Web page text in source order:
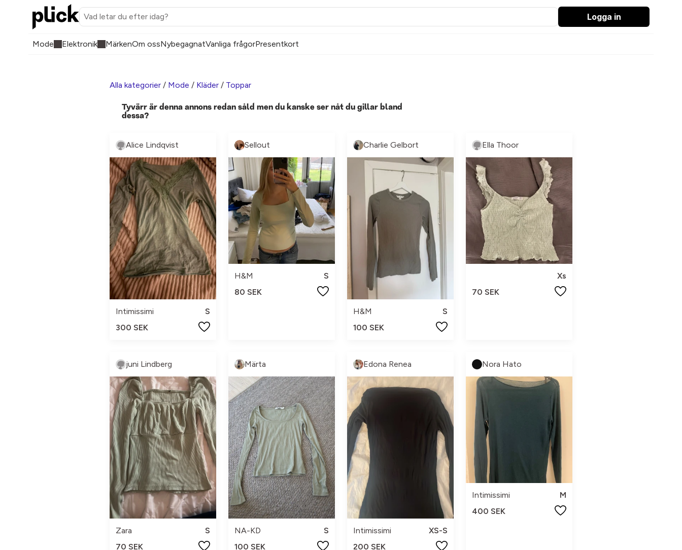
Logga in
Mode Elektronik MärkenOm ossNybegagnatVanliga frågorPresentkort
Alla kategorier / Mode / Kläder / Toppar
Tyvärr är denna annons redan såld men du kanske ser nåt du gillar bland
dessa?
Alice Lindqvist
Intimissimi
S
300 SEK
Sellout
H&M
S
80 SEK
Charlie Gelbort
H&M
S
100 SEK
Ella Thoor
Xs
70 SEK
juni Lindberg
Zara
S
70 SEK
Märta
NA-KD
S
100 SEK
Edona Renea
Intimissimi
XS-S
200 SEK
Nora Hato
Intimissimi
M
400 SEK